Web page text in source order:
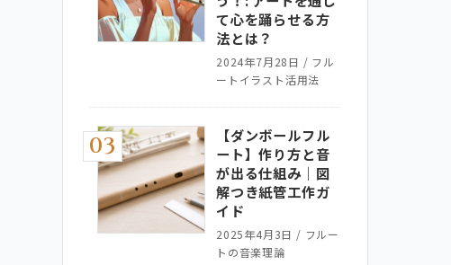
て心を踊らせる方
法とは？
2024年7月28日 / フル
ートイラスト活用法
03
【ダンボールフル
ート】作り方と音
が出る仕組み｜図
解つき紙管工作ガ
イド
2025年4月3日 / フルー
トの音楽理論